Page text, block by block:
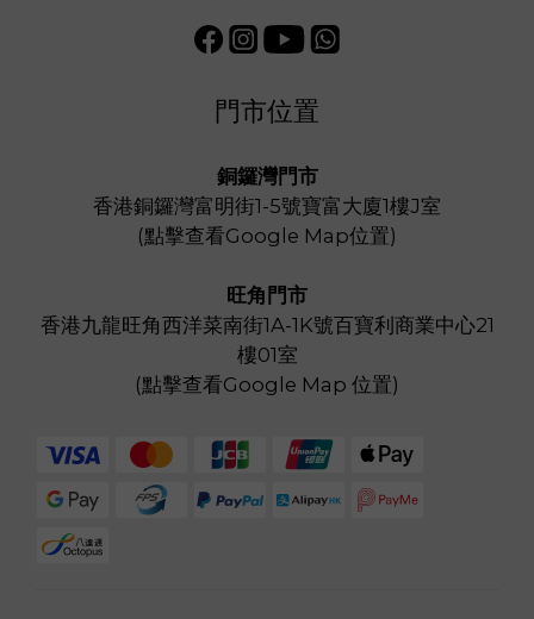
門市位置
銅鑼灣門市
香港銅鑼灣富明街1-5號寶富大廈1樓J室
(點擊查看Google Map位置)
旺角門市
香港九龍旺角西洋菜南街1A-1K號百寶利商業中心21
樓01室
(點擊查看Google Map 位置)